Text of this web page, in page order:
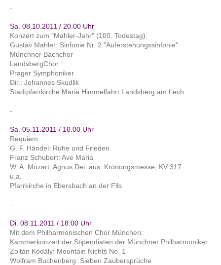
-
Sa. 08.10.2011 / 20.00 Uhr
Konzert zum "Mahler-Jahr" (100. Todestag):
Gustav Mahler: Sinfonie Nr. 2 "Auferstehungssinfonie"
Münchner Bachchor
LandsbergChor
Prager Symphoniker
Dir.: Johannes Skudlik
Stadtpfarrkirche Mariä Himmelfahrt Landsberg am Lech
-
Sa. 05.11.2011 / 10.00 Uhr
Requiem:
G. F. Händel: Ruhe und Frieden
Franz Schubert: Ave Maria
W. A. Mozart: Agnus Dei, aus: Krönungsmesse, KV 317
u.a.
Pfarrkirche in Ebersbach an der Fils
-
Di. 08.11.2011 / 18.00 Uhr
Mit dem Philharmonischen Chor München:
Kammerkonzert der Stipendiaten der Münchner Philharmoniker
Zoltàn Kodàly: Mountain Nichts No. 1
Wolfram Buchenberg: Sieben Zaubersprüche